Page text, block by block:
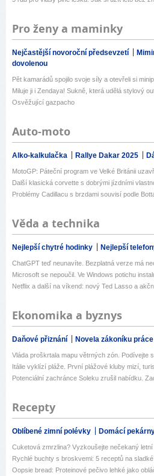
Pro ženy a maminky
Nejčastější novoroční předsevzetí
dovolenou
Pět kamarádů spojilo svoje síly a otevřeli si
Miluje ji i Zendaya! Sukně, která udělá stylový
Osvěžující gazpacho
Auto-moto
Alko-kalkulačka Rallye Dakar 2025
MotoGP: Páteční program ve Velké Británii
Další klasická corvette s dobrými jízdními
Problémy Cadillacu s brzdami souvisí podle
Věda a technika
Nejlepší chytré hodinky Nejlepší
ChatGPT teď neunavíte. Bezplatná verze má
Microsoft se nepoučil. Ve Windows potichu
Netflix a další na víkend: nový Ted Lasso a
Ekonomika a byznys
Daňové přiznání Novela zákoníku práce
Vláda proškrtala mapu větrných zón. Podívejte
Itálie vyklízí pláže. První plážové kluby mizí,
Potenciální zachránce Soleku zrušil nabídku.
Recepty
Oblíbené zimní polévky Domácí
Cuketová zmrzlina? Vyzkoušejte nečekaný letní
Rychlé buchty s broskvemi: 5 receptů na sladké
Oopsie bread: Proteinové pečivo lehké jako